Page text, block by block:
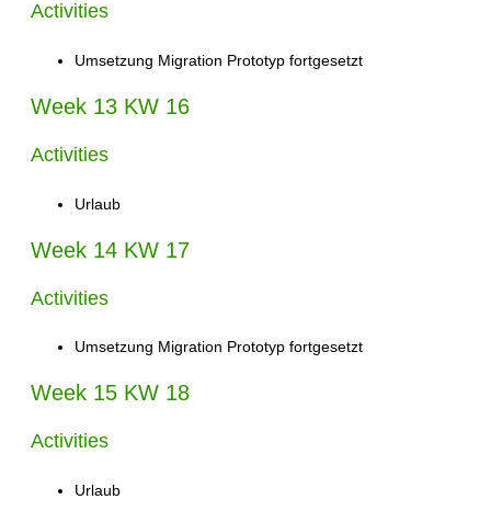
Activities
Umsetzung Migration Prototyp fortgesetzt
Week 13 KW 16
Activities
Urlaub
Week 14 KW 17
Activities
Umsetzung Migration Prototyp fortgesetzt
Week 15 KW 18
Activities
Urlaub